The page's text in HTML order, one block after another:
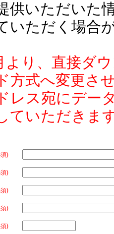
供いただいた
いただく場合
より、直接ダ
方式へ変更さ
レス宛にデー
ていただきま
)
)
)
)
)